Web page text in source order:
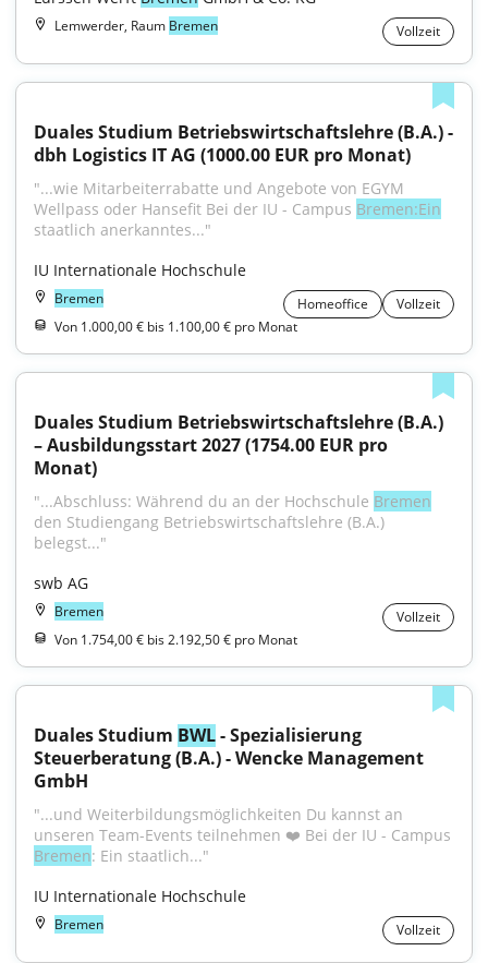
Lemwerder, Raum Bremen Vollzeit
Duales Studium Betriebswirtschaftslehre (B.A.) -
dbh Logistics IT AG (1000.00 EUR pro Monat)
"...wie Mitarbeiterrabatte und Angebote von EGYM
Wellpass oder Hansefit Bei der IU - Campus Bremen:Ein
staatlich anerkanntes..."
IU Internationale Hochschule
Bremen Homeoffice
Vollzeit
Von 1.000,00 € bis 1.100,00 € pro Monat
Duales Studium Betriebswirtschaftslehre (B.A.)
– Ausbildungsstart 2027 (1754.00 EUR pro
Monat)
"...Abschluss: Während du an der Hochschule Bremen
den Studiengang Betriebswirtschaftslehre (B.A.)
belegst..."
swb AG
Bremen
Vollzeit
Von 1.754,00 € bis 2.192,50 € pro Monat
Duales Studium BWL - Spezialisierung
Steuerberatung (B.A.) - Wencke Management
GmbH
"...und Weiterbildungsmöglichkeiten Du kannst an
Bremen: Ein staatlich..."
IU Internationale Hochschule
Bremen Vollzeit